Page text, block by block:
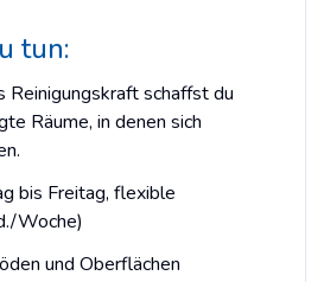
tun:
schaffst du
Räume, in denen sich
bis Freitag, flexible
Woche)
und Oberflächen